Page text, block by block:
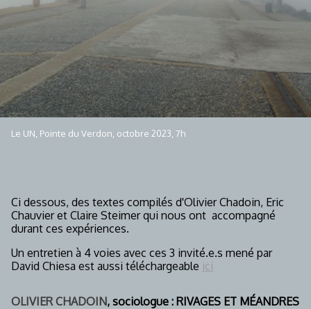
Le UN, Pointe du Verdon, octobre 2023, 7h
Ci dessous, des textes compilés d'Olivier Chadoin, Eric
Chauvier et Claire Steimer qui nous ont accompagné
durant ces expériences.
Un entretien à 4 voies avec ces 3 invité.e.s mené par
David Chiesa est aussi téléchargeable ici
OLIVIER CHADOIN, sociologue : RIVAGES ET MÉANDRES